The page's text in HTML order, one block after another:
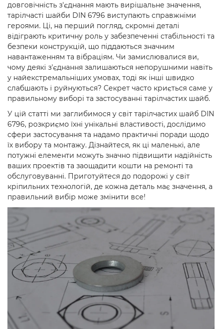
довговічність з'єднання мають вирішальне значення,
тарілчасті шайби DIN 6796 виступають справжніми
героями. Ці, на перший погляд, скромні деталі
відіграють критичну роль у забезпеченні стабільності та
безпеки конструкцій, що піддаються значним
навантаженням та вібраціям. Чи замислювалися ви,
чому деякі з'єднання залишаються непорушними навіть
у найекстремальніших умовах, тоді як інші швидко
слабшають і руйнуються? Секрет часто криється саме у
правильному виборі та застосуванні тарілчастих шайб.
У цій статті ми заглибимося у світ тарілчастих шайб DIN
6796, розкриємо їхні унікальні властивості, дослідимо
сфери застосування та надамо практичні поради щодо
їх вибору та монтажу. Дізнайтеся, як ці маленькі, але
потужні елементи можуть значно підвищити надійність
ваших проектів та заощадити кошти на ремонті та
обслуговуванні. Приготуйтеся до подорожі у світ
кріпильних технологій, де кожна деталь має значення, а
правильний вибір може змінити все!